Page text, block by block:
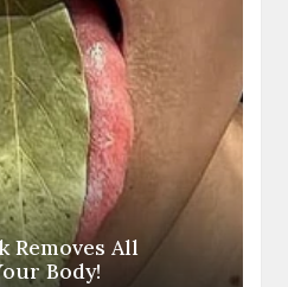
Removes All
Body!